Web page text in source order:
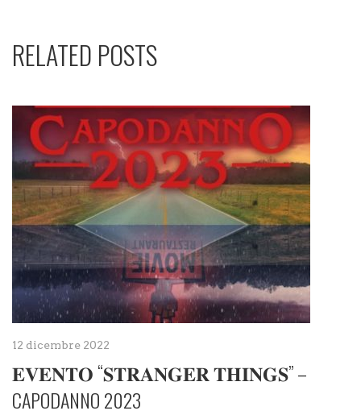
RELATED POSTS
12 dicembre 2022
𝐄𝐕𝐄𝐍𝐓𝐎 “𝐒𝐓𝐑𝐀𝐍𝐆𝐄𝐑 𝐓𝐇𝐈𝐍𝐆𝐒” –
CAPODANNO 2023